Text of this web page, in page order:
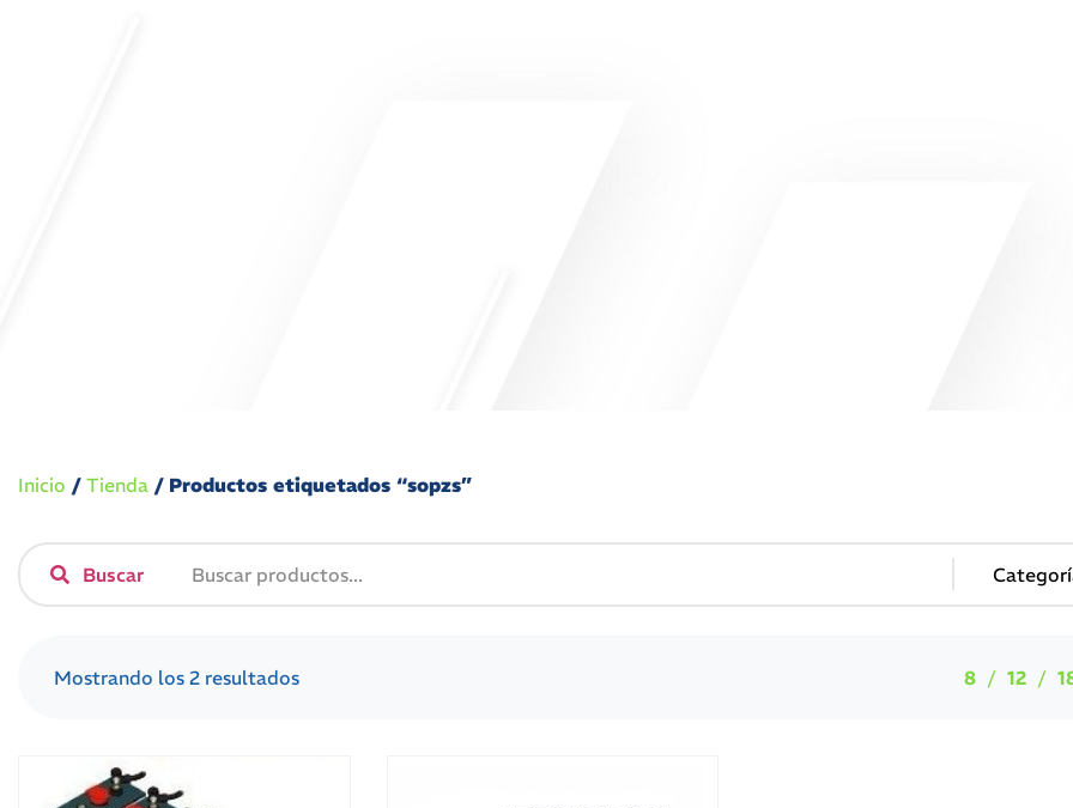
Inicio / Tienda / Productos etiquetados “sopzs”
Buscar
Mostrando los 2 resultados 8 12